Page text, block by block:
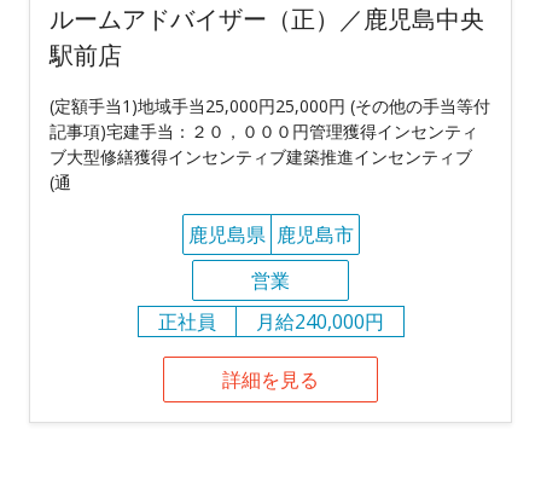
ルームアドバイザー（正）／鹿児島中央
駅前店
(定額手当1)地域手当25,000円25,000円 (その他の手当等付
記事項)宅建手当：２０，０００円管理獲得インセンティ
ブ大型修繕獲得インセンティブ建築推進インセンティブ
(通
鹿児島県 鹿児島市
営業
正社員
月給240,000円
詳細を見る